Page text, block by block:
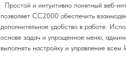
Простой и интуитивно понятный веб-
позволяет CC2000 обеспечить
дополнительное удобство в работе.
основе задач и упрощенное меню,
выполнять настройку и управление всем